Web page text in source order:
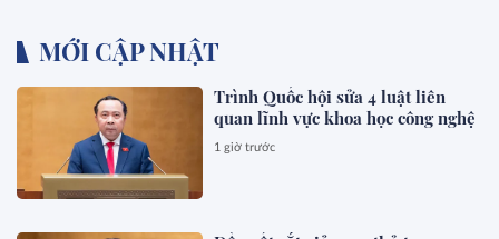
MỚI CẬP NHẬT
Trình Quốc hội sửa 4 luật liên
quan lĩnh vực khoa học công nghệ
1 giờ trước